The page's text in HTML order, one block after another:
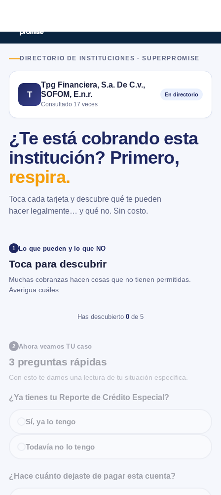
DIRECTORIO DE INSTITUCIONES · SUPERPROMISE
T
Tpg Financiera, S.a. De C.v.,
SOFOM, E.n.r.
Consultado 17 veces
En directorio
¿Te está cobrando esta
institución? Primero,
respira.
Toca cada tarjeta y descubre qué te pueden
hacer legalmente… y qué no. Sin costo.
1 Lo que pueden y lo que NO
Toca para descubrir
Muchas cobranzas hacen cosas que no tienen permitidas.
Averigua cuáles.
Has descubierto 0 de 5
2 Ahora veamos TU caso
3 preguntas rápidas
Con esto te damos una lectura de tu situación específica.
¿Ya tienes tu Reporte de Crédito Especial?
Sí, ya lo tengo
Todavía no lo tengo
¿Hace cuánto dejaste de pagar esta cuenta?